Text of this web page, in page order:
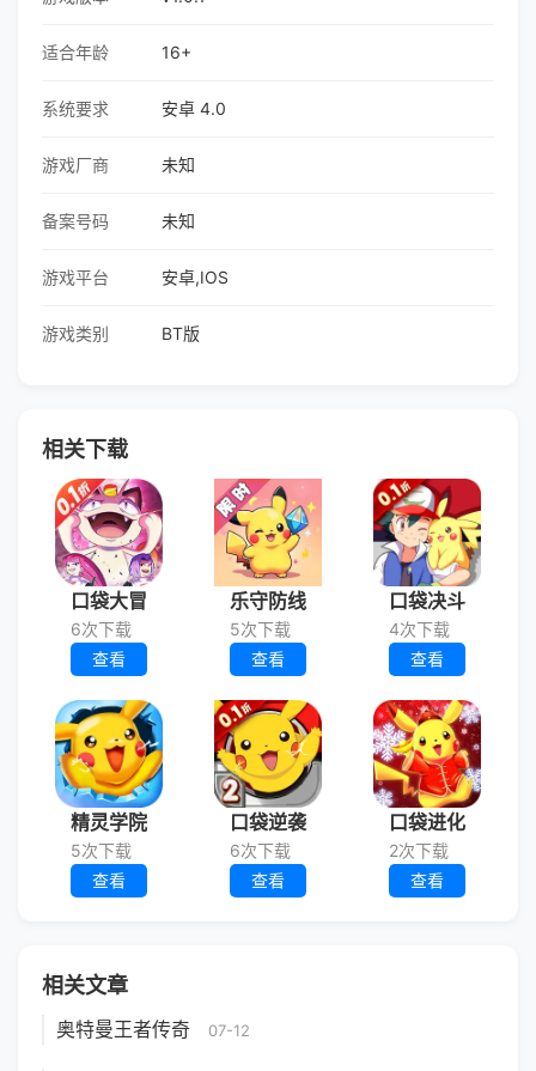
适合年龄 16+
系统要求 安卓 4.0
游戏厂商 未知
备案号码 未知
游戏平台 安卓,IOS
游戏类别 BT版
相关下载
口袋大冒
6次下载
查看
乐守防线
5次下载
查看
口袋决斗
4次下载
查看
精灵学院
5次下载
查看
口袋逆袭
6次下载
查看
口袋进化
2次下载
查看
相关文章
奥特曼王者传奇 07-12